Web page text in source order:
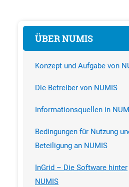
ÜBER NUMIS
Konzept und Aufgabe von
Die Betreiber von NUMIS
Informationsquellen in
Bedingungen für Nutzung
Beteiligung an NUMIS
InGrid – Die Software hinter
NUMIS